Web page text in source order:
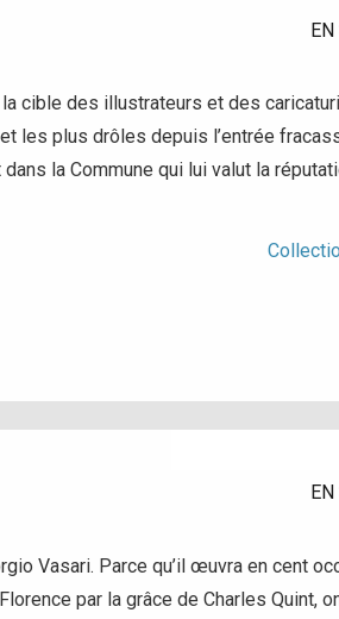
la cible des illustrateurs et des
les plus drôles depuis l’entrée
la Commune qui lui valut la
Vasari. Parce qu’il œuvra en cent
par la grâce de Charles Quint,